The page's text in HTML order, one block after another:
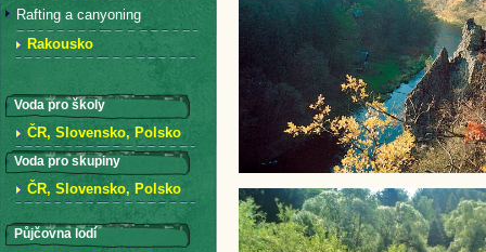
Rafting a canyoning
Rakousko
Voda pro školy
ČR, Slovensko, Polsko
Voda pro skupiny
ČR, Slovensko, Polsko
Půjčovna lodí